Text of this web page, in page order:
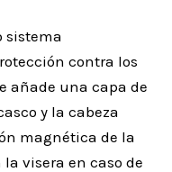
sistema
contra los
añade una capa de
y la cabeza
magnética de la
visera en caso de